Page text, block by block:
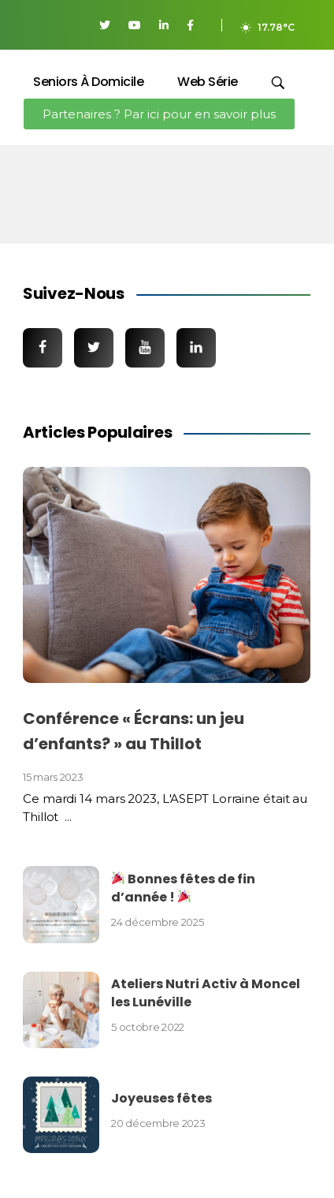
17.78°C
Seniors À Domicile Web Série
Partenaires ? Par ici pour en savoir plus
Suivez-Nous
Articles Populaires
Conférence « Écrans: un jeu
d’enfants? » au Thillot
15 mars 2023
Ce mardi 14 mars 2023, L'ASEPT Lorraine était au
Thillot ...
Bonnes fêtes de fin
d’année !
24 décembre 2025
Ateliers Nutri Activ à Moncel
les Lunéville
5 octobre 2022
Joyeuses fêtes
20 décembre 2023